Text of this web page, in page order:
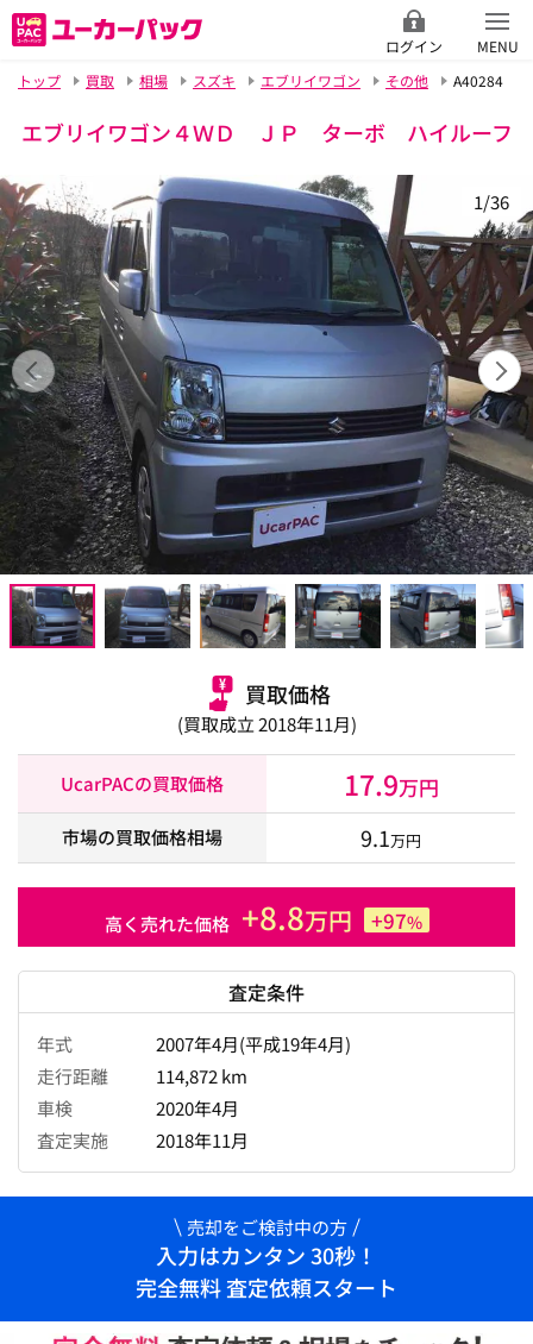
ログイン
MENU
トップ
買取 相場 スズキ エブリイワゴン その他 A40284
エブリイワゴン４ＷＤ ＪＰ ターボ ハイルーフ
1/36
買取価格
(買取成立 2018年11月)
UcarPACの買取価格 17.9万円
市場の買取価格相場 9.1万円
高く売れた価格 +8.8万円 +97%
査定条件
年式
2007年4月(平成19年4月)
走行距離
114,872 km
車検
2020年4月
査定実施
2018年11月
売却をご検討中の方
入力はカンタン 30秒！
完全無料 査定依頼スタート